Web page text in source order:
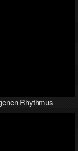
Rhythmus